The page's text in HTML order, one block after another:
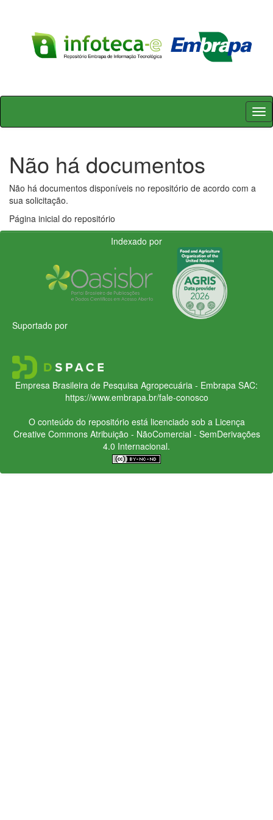
Skip
Não há documentos
Não há documentos disponíveis no repositório de acordo com a
sua solicitação.
Página inicial do repositório
Indexado por
Suportado por
Empresa Brasileira de Pesquisa Agropecuária - Embrapa SAC:
https://www.embrapa.br/fale-conosco
O conteúdo do repositório está licenciado sob a Licença
Creative CommonsAtribuição - NãoComercial - SemDerivações
4.0 Internacional.